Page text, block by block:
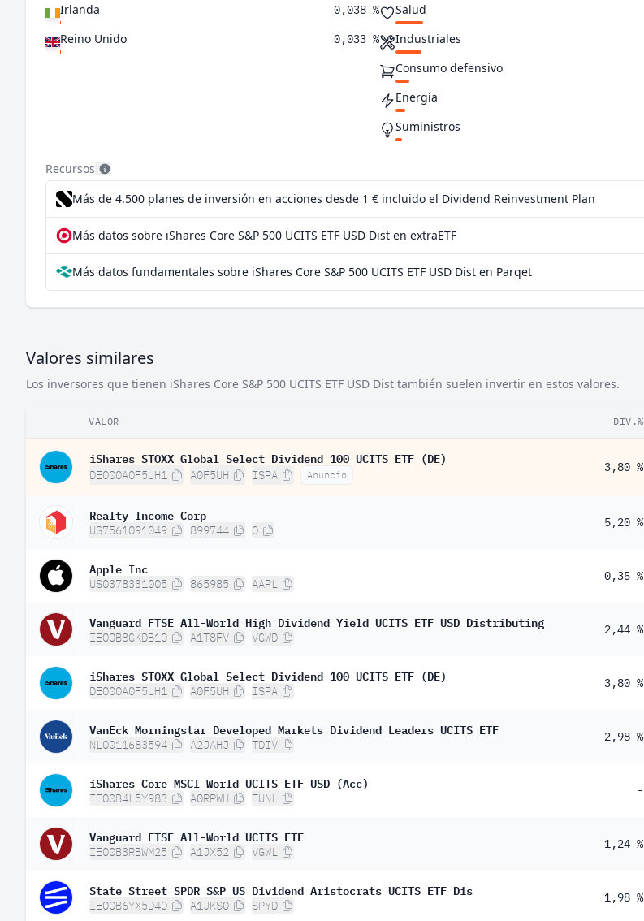
Irlanda 0,038 %
Reino Unido 0,033 %
Salud
Industriales
Consumo defensivo
Energía
Suministros
Materiales básicos
Recursos
Más de 4.500 planes de inversión en acciones desde 1 € incluido el Dividend Reinvestment Plan
Más datos sobre iShares Core S&P 500 UCITS ETF USD Dist en extraETF
Más datos fundamentales sobre iShares Core S&P 500 UCITS ETF USD Dist en Parqet
Valores similares
Los inversores que tienen iShares Core S&P 500 UCITS ETF USD Dist también suelen invertir en estos valores.
VALOR DIV.%
iShares STOXX Global Select Dividend 100 UCITS ETF (DE)
DE000A0F5UH1 A0F5UH ISPA Anuncio
3,80 %
Realty Income Corp
US7561091049 899744 O
5,20 %
Apple Inc
US0378331005 865985 AAPL
0,35 %
Vanguard FTSE All-World High Dividend Yield UCITS ETF USD Distributing
IE00B8GKDB10 A1T8FV VGWD
2,44 %
iShares STOXX Global Select Dividend 100 UCITS ETF (DE)
DE000A0F5UH1 A0F5UH ISPA
3,80 %
VanEck Morningstar Developed Markets Dividend Leaders UCITS ETF
NL0011683594 A2JAHJ TDIV
2,98 %
iShares Core MSCI World UCITS ETF USD (Acc)
IE00B4L5Y983 A0RPWH EUNL
-
Vanguard FTSE All-World UCITS ETF
IE00B3RBWM25 A1JX52 VGWL
1,24 %
State Street SPDR S&P US Dividend Aristocrats UCITS ETF Dis
IE00B6YX5D40 A1JKS0 SPYD
1,98 %